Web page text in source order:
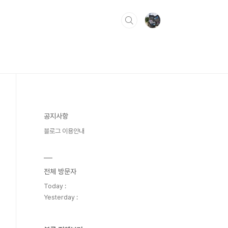
공지사항
블로그 이용안내
전체 방문자
Today :
Yesterday :